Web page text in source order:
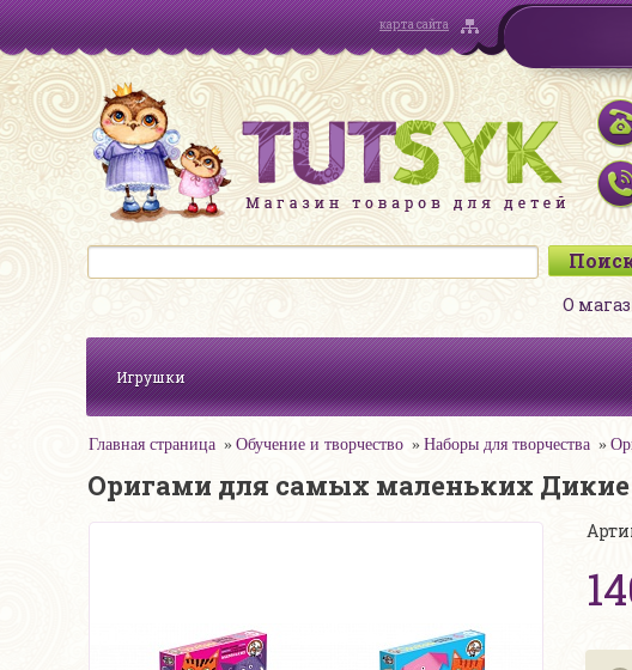
карта сайта
О
Игрушки
Главная страница Обучение и творчество Наборы для творчества
Оригами для самых маленьких Дикие